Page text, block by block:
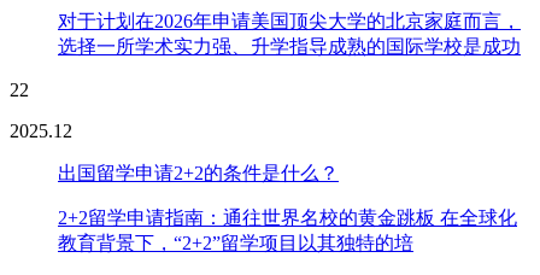
对于计划在2026年申请美国顶尖大学的北京家庭而言，
选择一所学术实力强、升学指导成熟的国际学校是成功
22
2025.12
出国留学申请2+2的条件是什么？
2+2留学申请指南：通往世界名校的黄金跳板 在全球化
教育背景下，“2+2”留学项目以其独特的培